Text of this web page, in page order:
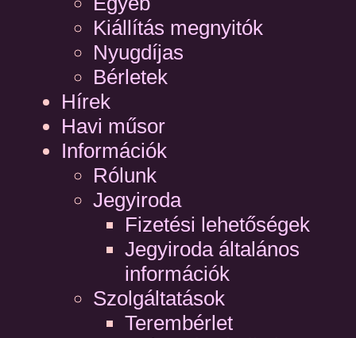
Kiállítás megnyitók
Nyugdíjas
Bérletek
Hírek
Havi műsor
Információk
Rólunk
Jegyiroda
Fizetési lehetőségek
Jegyiroda általános
információk
Szolgáltatások
Terembérlet